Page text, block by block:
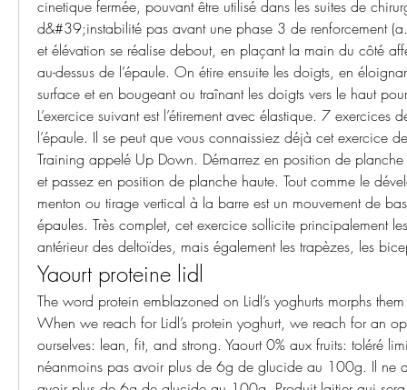
cinetique fermée, pouvant être utilisé dans les suites de
d&#39;instabilité pas avant une phase 3 de renforcement (a.
et élévation se réalise debout, en plaçant la main du côté
au-dessus de l’épaule. On étire ensuite les doigts, en
surface et en bougeant ou traînant les doigts vers le haut
L’exercice suivant est l’étirement avec élastique. 7 exercices
l’épaule. Il se peut que vous connaissiez déjà cet exercice
Training appelé Up Down. Démarrez en position de planche
et passez en position de planche haute. Tout comme le
menton ou tirage vertical à la barre est un mouvement de
épaules. Très complet, cet exercice sollicite principalement
antérieur des deltoïdes, mais également les trapèzes, les
Yaourt proteine lidl
The word protein emblazoned on Lidl’s yoghurts morphs
When we reach for Lidl’s protein yoghurt, we reach for an
ourselves: lean, fit, and strong. Yaourt 0% aux fruits: toléré
néanmoins pas avoir plus de 6g de glucide au 100g. Il ne